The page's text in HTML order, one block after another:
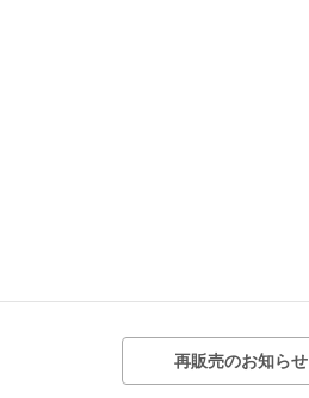
再販売のお知らせ